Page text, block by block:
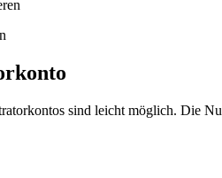
sind leicht möglich. Die